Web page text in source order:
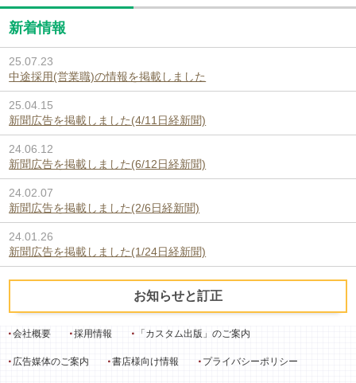
新着情報
25.07.23
中途採用(営業職)の情報を掲載しました
25.04.15
新聞広告を掲載しました(4/11日経新聞)
24.06.12
新聞広告を掲載しました(6/12日経新聞)
24.02.07
新聞広告を掲載しました(2/6日経新聞)
24.01.26
新聞広告を掲載しました(1/24日経新聞)
お知らせと訂正
会社概要 採用情報 「カスタム出版」のご案内
広告媒体のご案内 書店様向け情報 プライバシーポリシー